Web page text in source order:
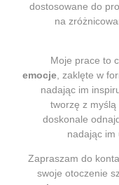
dostosowane do
na
Moje prace to
emocje, zaklęte w
nadając im
tworzę z
doskonale
nadając im
Zapraszam do
swoje otoczenie